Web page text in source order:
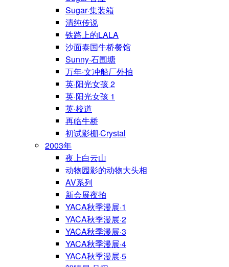
Sugar·集装箱
清纯传说
铁路上的LALA
沙面泰国牛桥餐馆
Sunny·石围塘
万年·文冲船厂外拍
英·阳光女孩 2
英·阳光女孩 1
英·校道
再临牛桥
初试影棚·Crystal
2003年
夜上白云山
动物园影的动物大头相
AV系列
新会展夜拍
YACA秋季漫展·1
YACA秋季漫展·2
YACA秋季漫展·3
YACA秋季漫展·4
YACA秋季漫展·5